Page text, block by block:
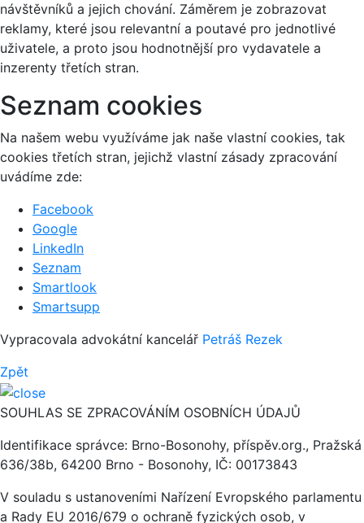
návštěvníků a jejich chování. Záměrem je zobrazovat
reklamy, které jsou relevantní a poutavé pro jednotlivé
uživatele, a proto jsou hodnotnější pro vydavatele a
inzerenty třetích stran.
Seznam cookies
Na našem webu využíváme jak naše vlastní cookies, tak
cookies třetích stran, jejichž vlastní zásady zpracování
uvádíme zde:
Facebook
Google
LinkedIn
Seznam
Smartlook
Smartsupp
Vypracovala advokátní kancelář Petráš Rezek
Zpět
SOUHLAS SE ZPRACOVÁNÍM OSOBNÍCH ÚDAJŮ
Identifikace správce: Brno-Bosonohy, příspěv.org., Pražská
636/38b, 64200 Brno - Bosonohy, IČ: 00173843
V souladu s ustanoveními Nařízení Evropského parlamentu
a Rady EU 2016/679 o ochraně fyzických osob, v